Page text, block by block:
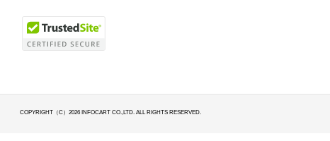
COPYRIGHT（C）2026 INFOCART CO.,LTD. ALL RIGHTS RESERVED.